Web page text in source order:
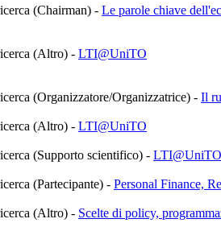
(Chairman) - Le parole chiave
(Altro) - LTI@UniTO
(Organizzatore/Organizzatrice) - Il
(Altro) - LTI@UniTO
(Supporto scientifico) - LTI@UniTO
(Partecipante) - Personal Finance,
(Altro) - Scelte di policy,